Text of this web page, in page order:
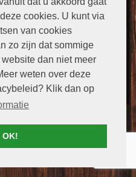
cookies. U kunt via
van cookies
zo zijn dat sommige
dan niet meer
weten over deze
Klik dan op
OK!
|Mobiel